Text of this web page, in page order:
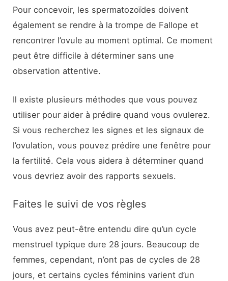
Pour concevoir, les spermatozoïdes doivent
également se rendre à la trompe de Fallope et
rencontrer l’ovule au moment optimal. Ce moment
peut être difficile à déterminer sans une
observation attentive.
Il existe plusieurs méthodes que vous pouvez
utiliser pour aider à prédire quand vous ovulerez.
Si vous recherchez les signes et les signaux de
l’ovulation, vous pouvez prédire une fenêtre pour
la fertilité. Cela vous aidera à déterminer quand
vous devriez avoir des rapports sexuels.
Faites le suivi de vos règles
Vous avez peut-être entendu dire qu’un cycle
menstruel typique dure 28 jours. Beaucoup de
femmes, cependant, n’ont pas de cycles de 28
jours, et certains cycles féminins varient d’un